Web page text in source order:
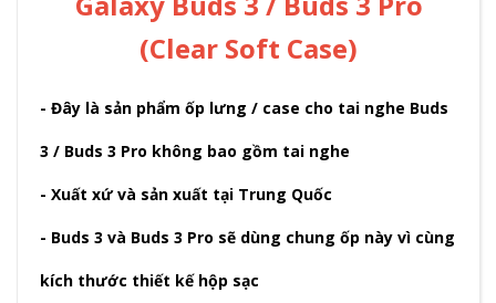
(Clear Soft Case)
- Đây là sản phẩm ốp lưng / case cho tai nghe Buds
3 / Buds 3 Pro không bao gồm tai nghe
- Xuất xứ và sản xuất tại Trung Quốc
- Buds 3 và Buds 3 Pro sẽ dùng chung ốp này vì cùng
kích thước thiết kế hộp sạc